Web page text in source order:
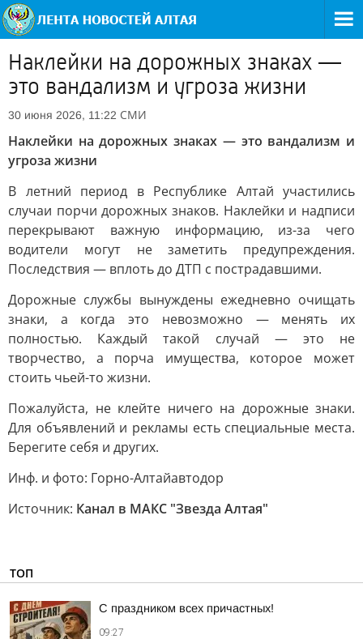
Наклейки на дорожных знаках —
это вандализм и угроза жизни
30 июня 2026, 11:22 СМИ
Наклейки на дорожных знаках — это вандализм и
угроза жизни
В летний период в Республике Алтай участились
случаи порчи дорожных знаков. Наклейки и надписи
перекрывают важную информацию, из-за чего
водители могут не заметить предупреждения.
Последствия — вплоть до ДТП с пострадавшими.
Дорожные службы вынуждены ежедневно очищать
знаки, а когда это невозможно — менять их
полностью. Каждый такой случай — это не
творчество, а порча имущества, которое может
стоить чьей-то жизни.
Пожалуйста, не клейте ничего на дорожные знаки.
Для объявлений и рекламы есть специальные места.
Берегите себя и других.
Инф. и фото: Горно-Алтайавтодор
Источник: Канал в МАКС "Звезда Алтая"
ТОП
С праздником всех причастных!
09:27